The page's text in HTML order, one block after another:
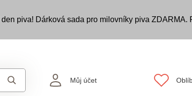
piva! Dárková sada pro milovníky piva ZDARMA.
Můj účet